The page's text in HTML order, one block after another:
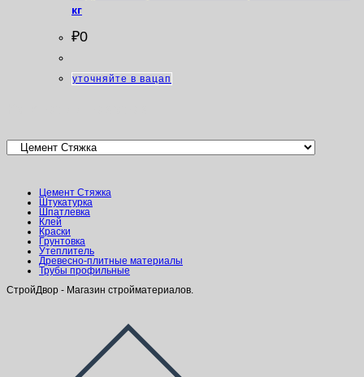
кг
₽0
уточняйте в вацап
Цемент Стяжка
Штукатурка
Шпатлевка
Клей
Краски
Грунтовка
Утеплитель
Древесно-плитные материалы
Трубы профильные
СтройДвор - Магазин стройматериалов.